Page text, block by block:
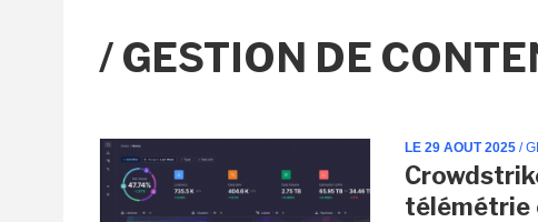
/ GESTION DE
LE 29 AOUT 2025 /
télémétrie